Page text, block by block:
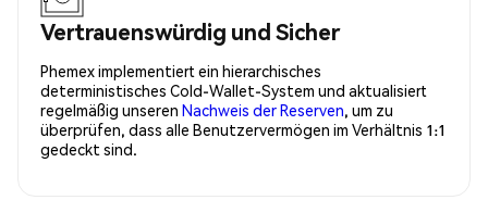
Vertrauenswürdig und Sicher
Phemex implementiert ein hierarchisches
deterministisches Cold-Wallet-System und aktualisiert
regelmäßig unseren Nachweis der Reserven, um zu
überprüfen, dass alle Benutzervermögen im Verhältnis 1:1
gedeckt sind.